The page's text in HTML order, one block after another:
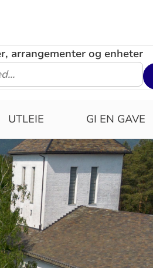
arrangementer og enheter
UTLEIE GI EN GAVE